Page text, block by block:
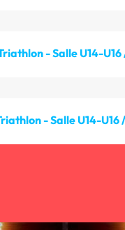
- Salle U14-U16
- Salle U14-U16